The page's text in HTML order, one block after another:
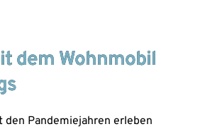
dem Wohnmobil
den Pandemiejahren erleben